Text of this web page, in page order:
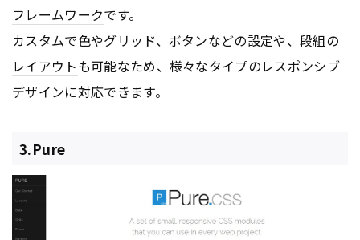
フレームワークです。
カスタムで色やグリッド、ボタンなどの設定や、段組の
レイアウトも可能なため、様々なタイプのレスポンシブ
デザインに対応できます。
3.Pure